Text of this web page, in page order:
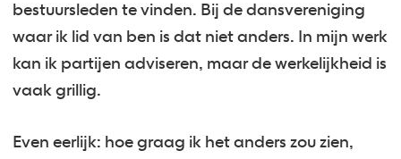
bestuursleden te vinden. Bij de dansvereniging
waar ik lid van ben is dat niet anders. In mijn werk
kan ik partijen adviseren, maar de werkelijkheid is
vaak grillig.
Even eerlijk: hoe graag ik het anders zou zien,